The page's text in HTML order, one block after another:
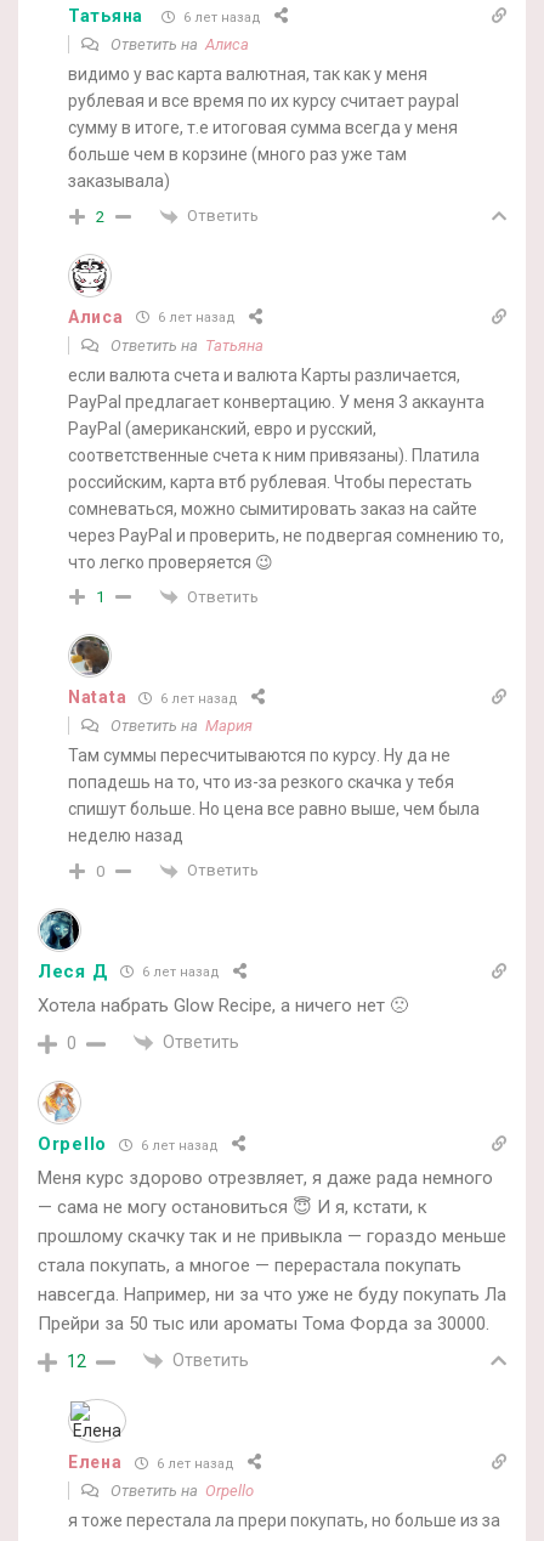
Татьяна 6 лет назад
Ответить наАлиса
видимо у вас карта валютная, так как у меня
рублевая и все время по их курсу считает paypal
сумму в итоге, т.е итоговая сумма всегда у меня
больше чем в корзине (много раз уже там
заказывала)
2 Ответить
Алиса 6 лет назад
Ответить на Татьяна
если валюта счета и валюта Карты различается,
PayPal предлагает конвертацию. У меня 3 аккаунта
PayPal (американский, евро и русский,
соответственные счета к ним привязаны). Платила
российским, карта втб рублевая. Чтобы перестать
сомневаться, можно сымитировать заказ на сайте
через PayPal и проверить, не подвергая сомнению то,
что легко проверяется 😉
1 Ответить
Natata 6 лет назад
Ответить на Мария
Там суммы пересчитываются по курсу. Ну да не
попадешь на то, что из-за резкого скачка у тебя
спишут больше. Но цена все равно выше, чем была
неделю назад
0 Ответить
Леся Д 6 лет назад
Хотела набрать Glow Recipe, а ничего нет 🙁
0 Ответить
Orpello 6 лет назад
Меня курс здорово отрезвляет, я даже рада немного
— сама не могу остановиться 😇 И я, кстати, к
прошлому скачку так и не привыкла — гораздо меньше
стала покупать, а многое — перерастала покупать
навсегда. Например, ни за что уже не буду покупать Ла
Прейри за 50 тыс или ароматы Тома Форда за 30000.
12 Ответить
Елена 6 лет назад
Ответить на Orpello
я тоже перестала ла прери покупать, но больше из за